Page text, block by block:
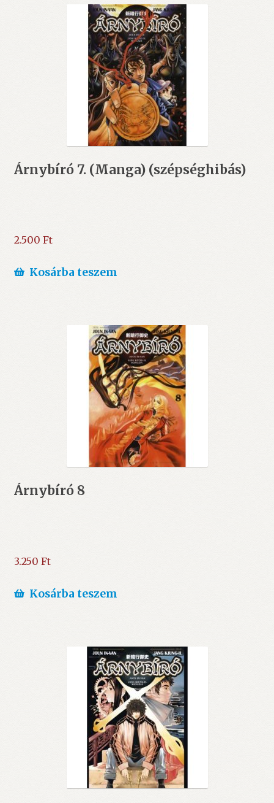
Árnybíró 7. (Manga) (szépséghibás)
2.500 Ft
Kosárba teszem
Árnybíró 8
3.250 Ft
Kosárba teszem